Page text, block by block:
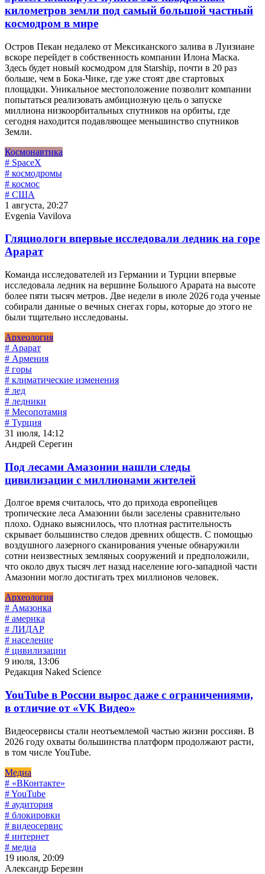
километров земли под самый большой частный
космодром в мире
Остров Пекан недалеко от Мексиканского залива в Луизиане
вскоре перейдет в собственность компании Илона Маска.
Здесь будет новый космодром для Starship, почти в 20 раз
больше, чем в Бока-Чике, где уже стоят две стартовых
площадки. Уникальное местоположение позволит компании
попытаться реализовать амбициозную цель о запуске
миллиона низкоорбитальных спутников на орбиты, где
сегодня находится подавляющее меньшинство спутников
Земли.
Космонавтика
# SpaceX
# космодромы
# космос
# США
1 августа, 20:27
Evgenia Vavilova
Гляциологи впервые исследовали ледник на горе
Арарат
Команда исследователей из Германии и Турции впервые
исследовала ледник на вершине Большого Арарата на высоте
более пяти тысяч метров. Две недели в июле 2026 года ученые
собирали данные о вечных снегах горы, которые до этого не
были тщательно исследованы.
Археология
# Арарат
# Армения
# горы
# климатические изменения
# лед
# ледники
# Месопотамия
# Турция
31 июля, 14:12
Андрей Серегин
Под лесами Амазонии нашли следы
цивилизации с миллионами жителей
Долгое время считалось, что до прихода европейцев
тропические леса Амазонии были заселены сравнительно
плохо. Однако выяснилось, что плотная растительность
скрывает большинство следов древних обществ. С помощью
воздушного лазерного сканирования ученые обнаружили
сотни неизвестных земляных сооружений и предположили,
что около двух тысяч лет назад население юго-западной части
Амазонии могло достигать трех миллионов человек.
Археология
# Амазонка
# америка
# ЛИДАР
# население
# цивилизации
9 июля, 13:06
Редакция Naked Science
YouTube в России вырос даже с ограничениями,
в отличие от «VK Видео»
Видеосервисы стали неотъемлемой частью жизни россиян. В
2026 году охваты большинства платформ продолжают расти,
в том числе YouTube.
Медиа
# «ВКонтакте»
# YouTube
# аудитория
# блокировки
# видеосервис
# интернет
# медиа
19 июля, 20:09
Александр Березин